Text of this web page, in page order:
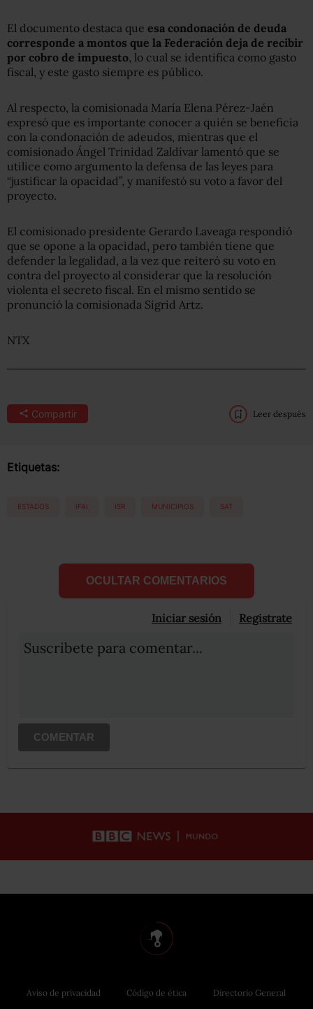
El documento destaca que esa condonación de deuda
corresponde a montos que la Federación deja de recibir
por cobro de impuesto , lo cual se identifica como gasto
fiscal, y este gasto siempre es público.
Al respecto, la comisionada María Elena Pérez-Jaén
expresó que es importante conocer a quién se beneficia
con la condonación de adeudos, mientras que el
comisionado Ángel Trinidad Zaldívar lamentó que se
utilice como argumento la defensa de las leyes para
“justificar la opacidad”, y manifestó su voto a favor del
proyecto.
El comisionado presidente Gerardo Laveaga respondió
que se opone a la opacidad, pero también tiene que
defender la legalidad, a la vez que reiteró su voto en
contra del proyecto al considerar que la resolución
violenta el secreto fiscal. En el mismo sentido se
pronunció la comisionada Sigrid Artz.
NTX
Compartir Leer después
Etiquetas:
ESTADOS IFAI ISR MUNICIPIOS SAT
OCULTAR COMENTARIOS
Iniciar sesión Registrate
Suscribete para comentar...
COMENTAR
Aviso de privacidad Código de ética Directorio General